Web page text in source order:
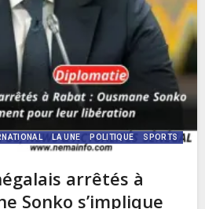
LA UNE POLITIQUE SPORTS
arrêtés à
Sonko s’implique